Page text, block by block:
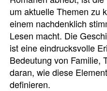
um aktuelle Themen zu
einem nachdenklich
Lesen macht. Die
ist eine eindrucksvolle
Bedeutung von Familie,
daran, wie diese
definieren.